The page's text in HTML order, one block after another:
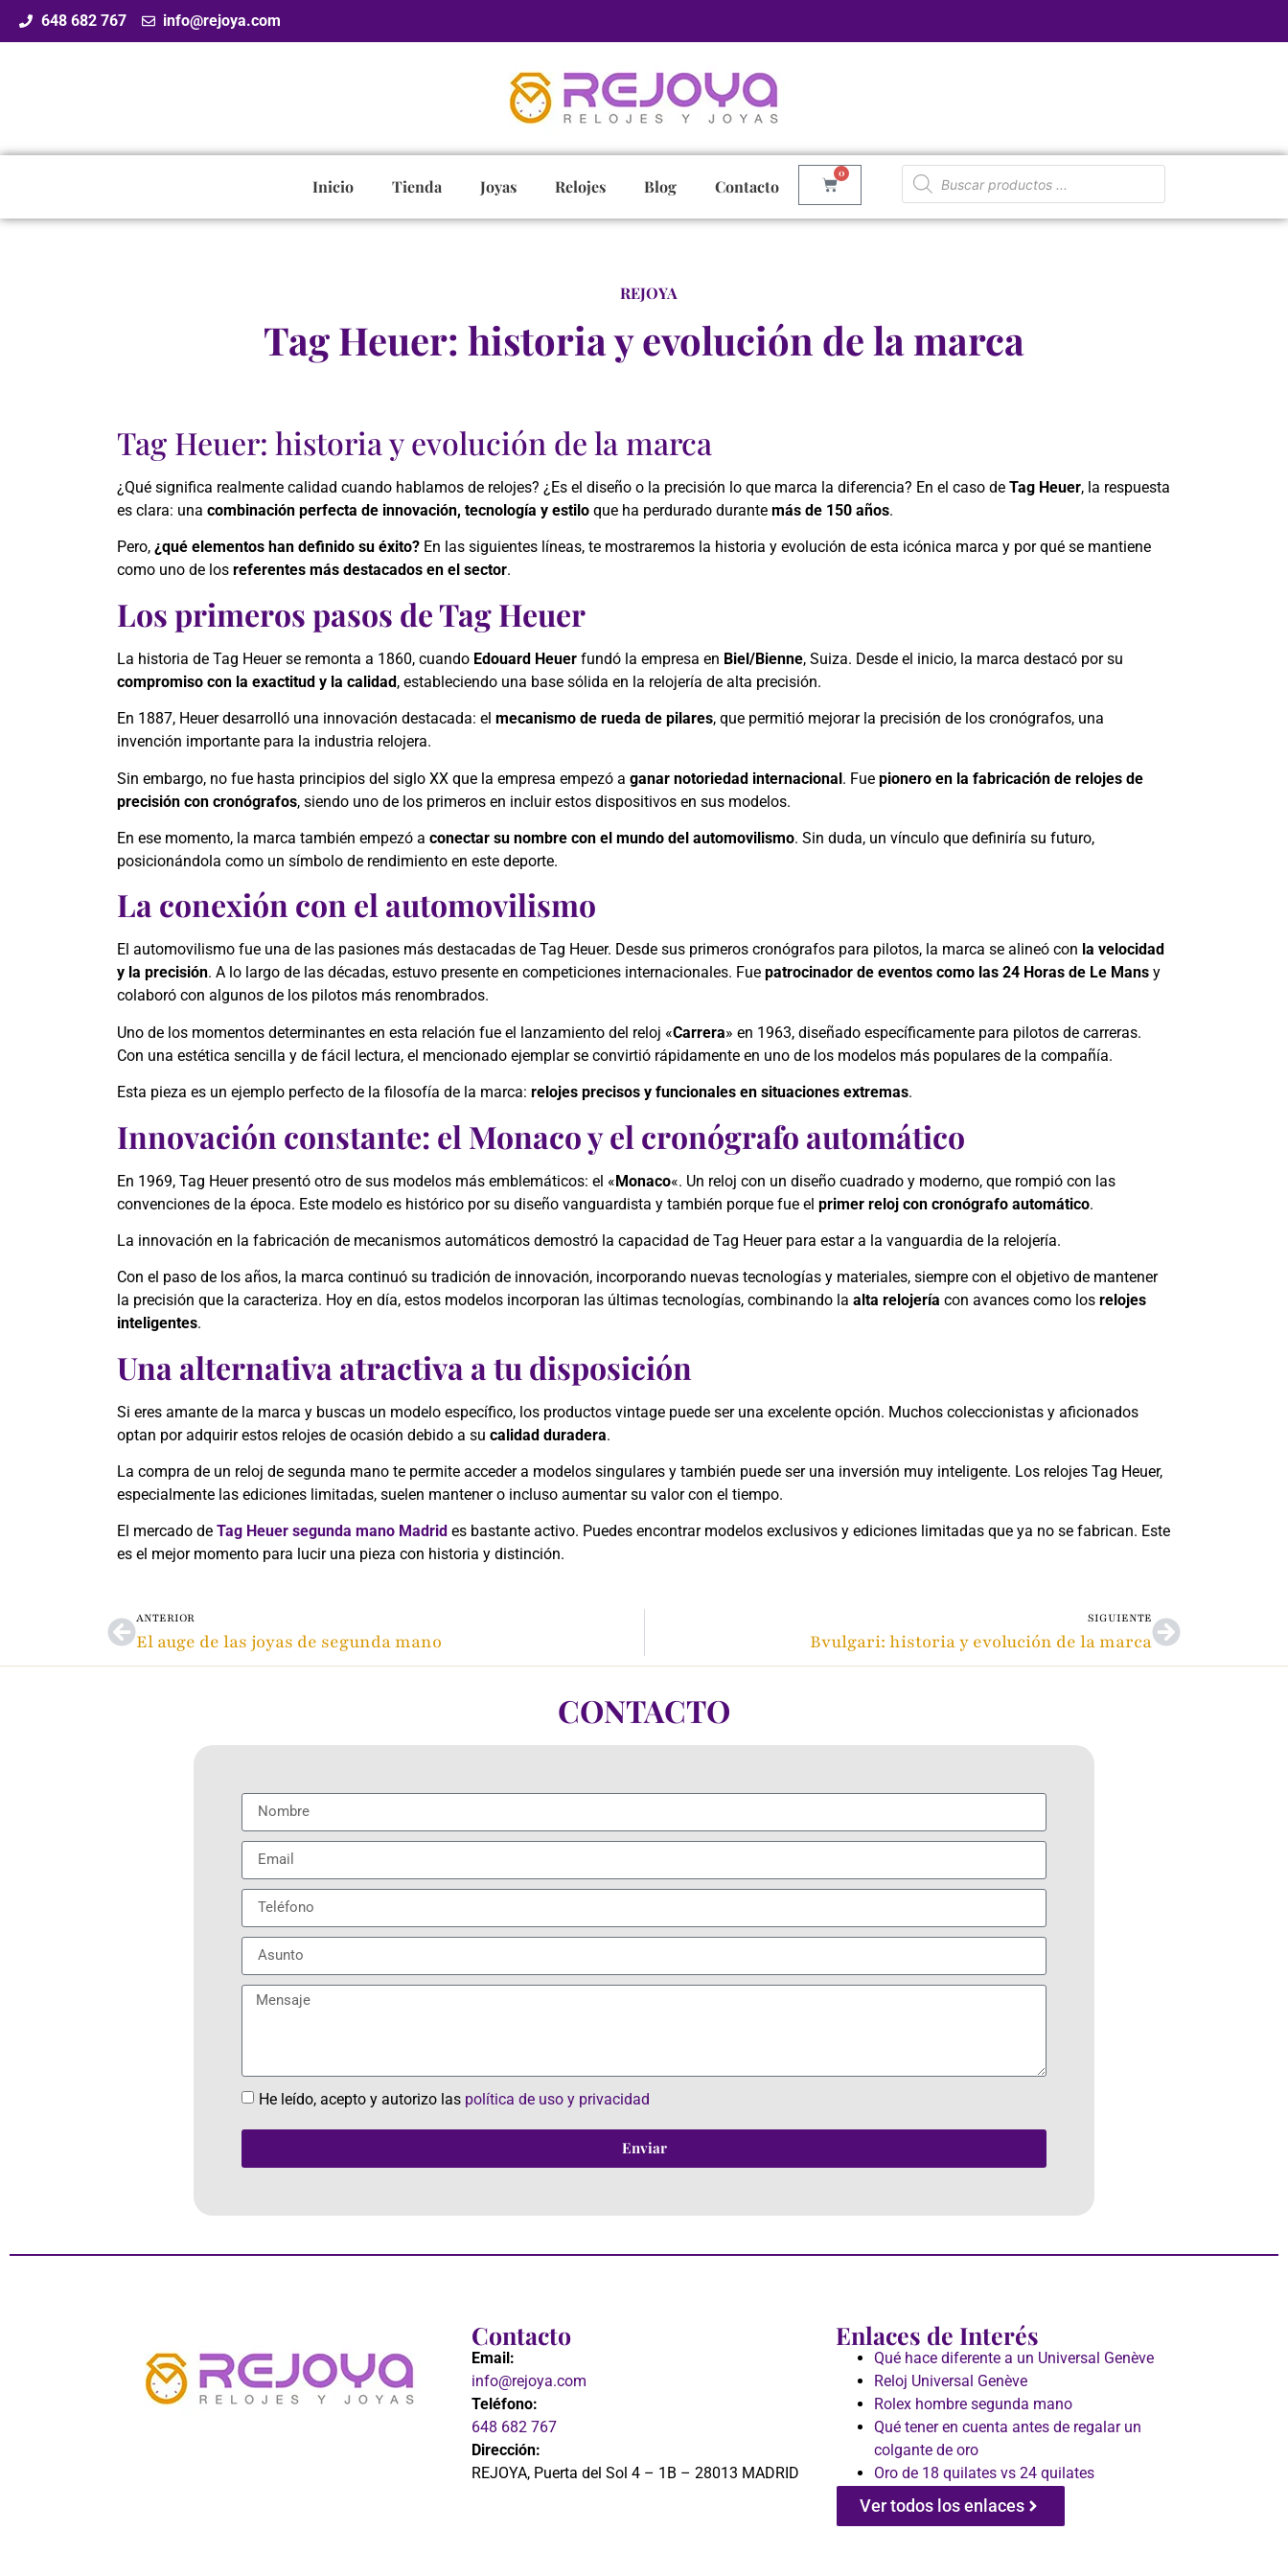
648 682 767 info@rejoya.com
Inicio Tienda Joyas Relojes Blog Contacto
0
REJOYA
Tag Heuer: historia y evolución de la marca
Tag Heuer: historia y evolución de la marca
¿Qué significa realmente calidad cuando hablamos de relojes? ¿Es el diseño o la precisión lo que marca la diferencia? En el caso de Tag Heuer, la respuesta
es clara: una combinación perfecta de innovación, tecnología y estilo que ha perdurado durante más de 150 años.
Pero, ¿qué elementos han definido su éxito? En las siguientes líneas, te mostraremos la historia y evolución de esta icónica marca y por qué se mantiene
como uno de los referentes más destacados en el sector.
Los primeros pasos de Tag Heuer
La historia de Tag Heuer se remonta a 1860, cuando Edouard Heuer fundó la empresa en Biel/Bienne, Suiza. Desde el inicio, la marca destacó por su
compromiso con la exactitud y la calidad, estableciendo una base sólida en la relojería de alta precisión.
En 1887, Heuer desarrolló una innovación destacada: el mecanismo de rueda de pilares, que permitió mejorar la precisión de los cronógrafos, una
invención importante para la industria relojera.
Sin embargo, no fue hasta principios del siglo XX que la empresa empezó a ganar notoriedad internacional. Fue pionero en la fabricación de relojes de
precisión con cronógrafos, siendo uno de los primeros en incluir estos dispositivos en sus modelos.
En ese momento, la marca también empezó a conectar su nombre con el mundo del automovilismo. Sin duda, un vínculo que definiría su futuro,
posicionándola como un símbolo de rendimiento en este deporte.
La conexión con el automovilismo
El automovilismo fue una de las pasiones más destacadas de Tag Heuer. Desde sus primeros cronógrafos para pilotos, la marca se alineó con la velocidad
y la precisión. A lo largo de las décadas, estuvo presente en competiciones internacionales. Fue patrocinador de eventos como las 24 Horas de Le Mans y
colaboró con algunos de los pilotos más renombrados.
Uno de los momentos determinantes en esta relación fue el lanzamiento del reloj «Carrera» en 1963, diseñado específicamente para pilotos de carreras.
Con una estética sencilla y de fácil lectura, el mencionado ejemplar se convirtió rápidamente en uno de los modelos más populares de la compañía.
Esta pieza es un ejemplo perfecto de la filosofía de la marca: relojes precisos y funcionales en situaciones extremas.
Innovación constante: el Monaco y el cronógrafo automático
En 1969, Tag Heuer presentó otro de sus modelos más emblemáticos: el «Monaco«. Un reloj con un diseño cuadrado y moderno, que rompió con las
convenciones de la época. Este modelo es histórico por su diseño vanguardista y también porque fue el primer reloj con cronógrafo automático.
La innovación en la fabricación de mecanismos automáticos demostró la capacidad de Tag Heuer para estar a la vanguardia de la relojería.
Con el paso de los años, la marca continuó su tradición de innovación, incorporando nuevas tecnologías y materiales, siempre con el objetivo de mantener
la precisión que la caracteriza. Hoy en día, estos modelos incorporan las últimas tecnologías, combinando la alta relojería con avances como los relojes
inteligentes.
Una alternativa atractiva a tu disposición
Si eres amante de la marca y buscas un modelo específico, los productos vintage puede ser una excelente opción. Muchos coleccionistas y aficionados
optan por adquirir estos relojes de ocasión debido a su calidad duradera.
La compra de un reloj de segunda mano te permite acceder a modelos singulares y también puede ser una inversión muy inteligente. Los relojes Tag Heuer,
especialmente las ediciones limitadas, suelen mantener o incluso aumentar su valor con el tiempo.
El mercado de Tag Heuer segunda mano Madrid es bastante activo. Puedes encontrar modelos exclusivos y ediciones limitadas que ya no se fabrican. Este
es el mejor momento para lucir una pieza con historia y distinción.
ANTERIOR
El auge de las joyas de segunda mano
SIGUIENTE
Bvulgari: historia y evolución de la marca
CONTACTO
He leído, acepto y autorizo las política de uso y privacidad
Enviar
Contacto
Email:
info@rejoya.com
Teléfono:
648 682 767
Dirección:
REJOYA, Puerta del Sol 4 – 1B – 28013 MADRID
Enlaces de Interés
Qué hace diferente a un Universal Genève
Reloj Universal Genève
Rolex hombre segunda mano
Qué tener en cuenta antes de regalar un
colgante de oro
Oro de 18 quilates vs 24 quilates
Ver todos los enlaces